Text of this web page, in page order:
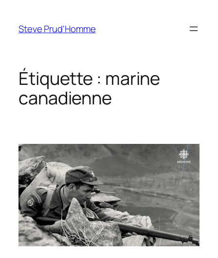
contenu
Steve Prud'Homme
Étiquette : marine
canadienne